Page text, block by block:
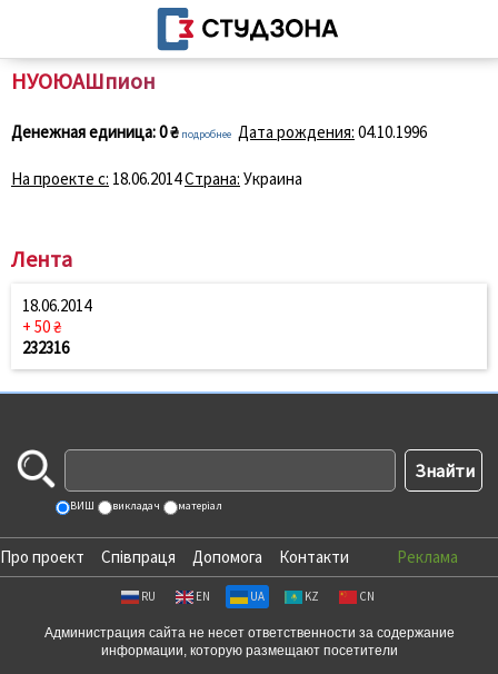
НУОЮАШпион
Денежная единица:0 ₴ подробнее Дата рождения: 04.10.1996
На проекте с: 18.06.2014Страна: Украина
Лента
18.06.2014
+ 50 ₴
232316
ВИШ викладач матеріал
Про проект Співпраця Допомога Контакти Реклама
RU EN UA KZ CN
Администрация сайта не несет ответственности за содержание
информации, которую размещают посетители